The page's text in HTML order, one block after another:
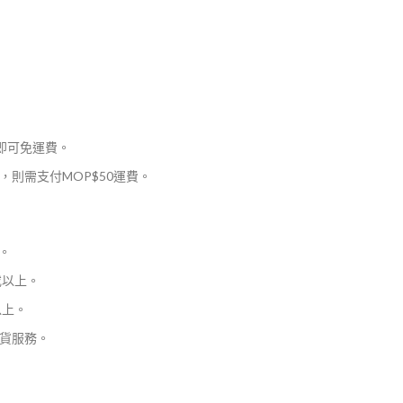
免運費。
則需支付MOP$50運費。
上。
。
服務。